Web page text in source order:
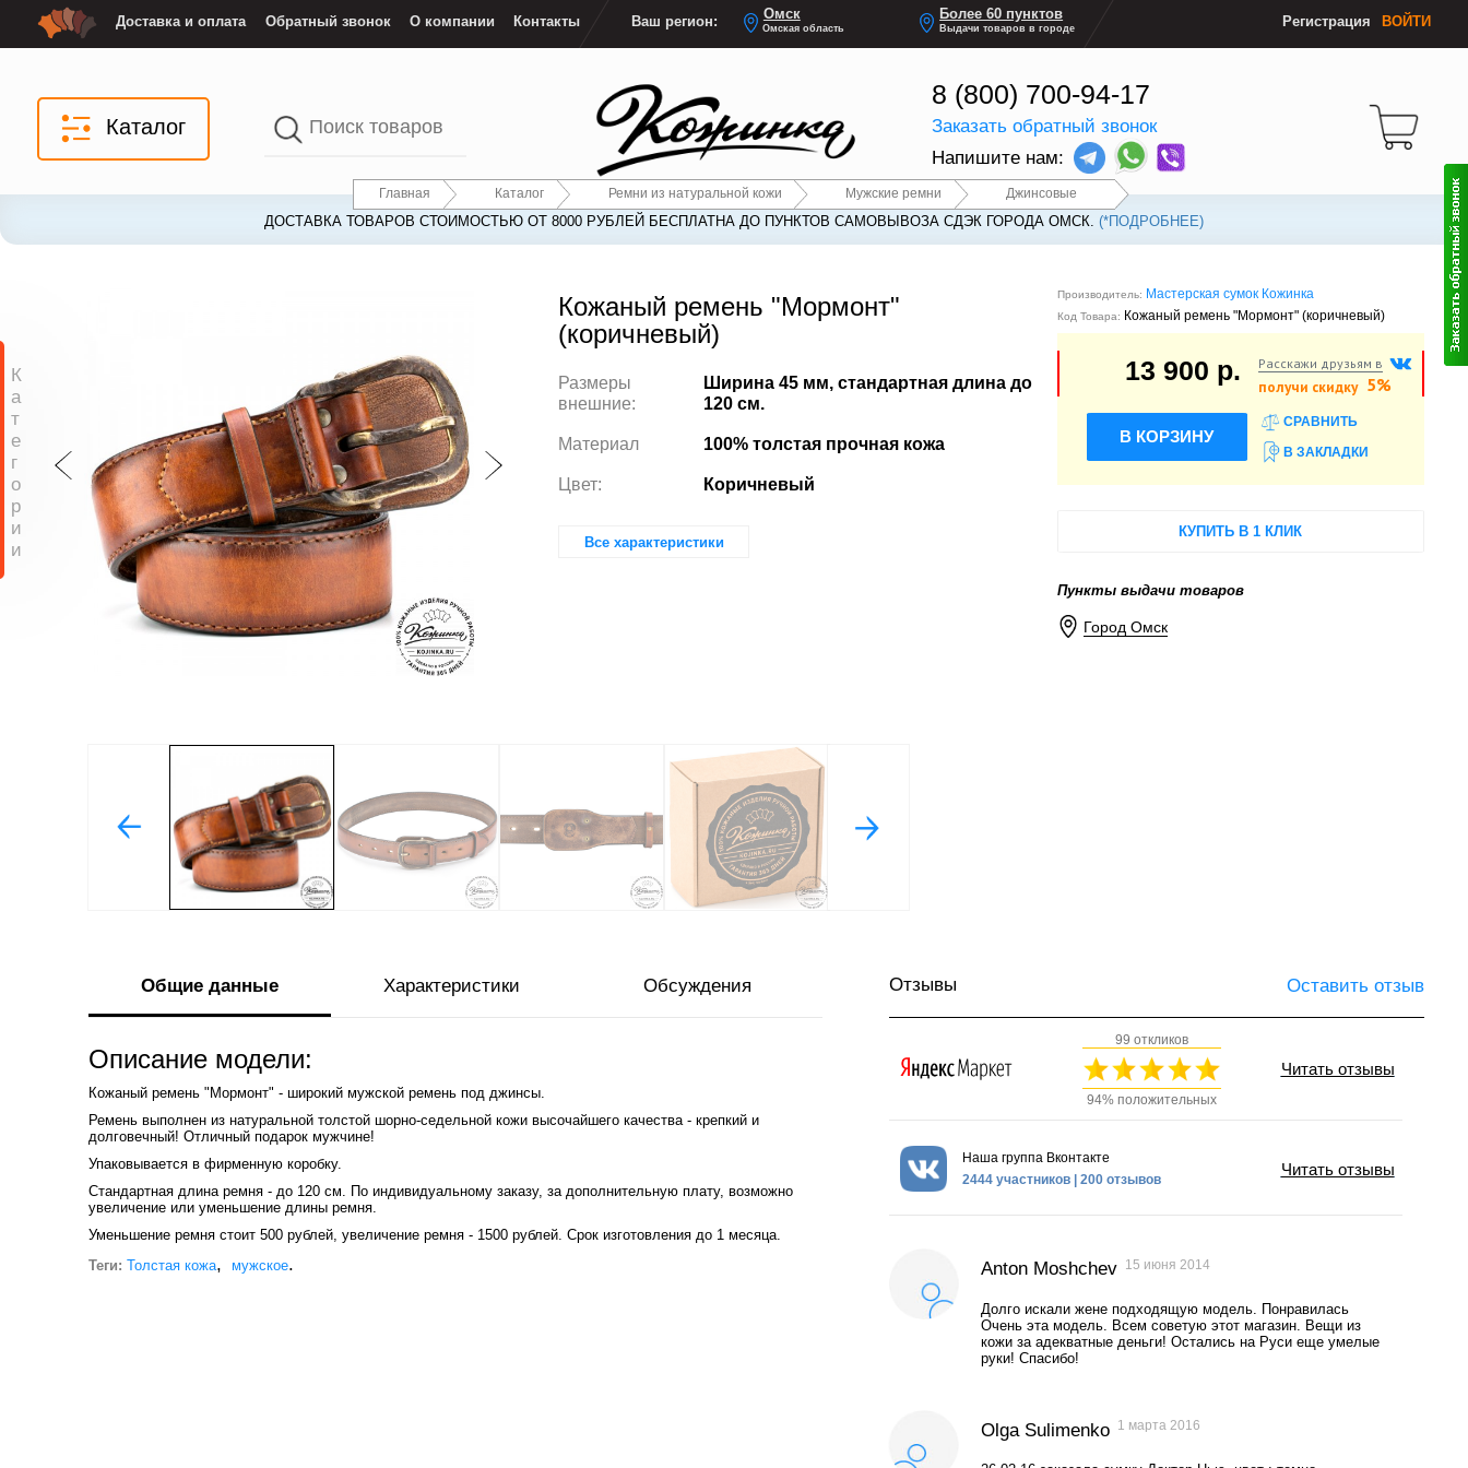
Доставка и оплата Обратный звонок О компании Контакты Ваш регион: Омск
Омская область
Более 60 пунктов
Выдачи товаров в городе Регистрация ВОЙТИ
Каталог
8 (800) 700-94-17
Заказать обратный звонок
Напишите нам:
Главная Каталог Ремни из натуральной кожи Мужские ремни Джинсовые
ДОСТАВКА ТОВАРОВ СТОИМОСТЬЮ ОТ 8000 РУБЛЕЙ БЕСПЛАТНА ДО ПУНКТОВ САМОВЫВОЗА СДЭК ГОРОДА ОМСК. (*ПОДРОБНЕЕ)
К
а
т
е
г
о
р
и
и
Кожаный ремень "Мормонт"
(коричневый)
Размеры
внешние:
Ширина 45 мм, стандартная длина до
120 см.
Материал 100% толстая прочная кожа
Цвет: Коричневый
Все характеристики
Производитель: Мастерская сумок Кожинка
Код Товара: Кожаный ремень "Мормонт" (коричневый)
13 900 р. Расскажи друзьям в
получи скидку 5%
В КОРЗИНУ
СРАВНИТЬ
В ЗАКЛАДКИ
КУПИТЬ В 1 КЛИК
Пункты выдачи товаров
Город Омск
Общие данные Характеристики Обсуждения
Описание модели:
Кожаный ремень "Мормонт" - широкий мужской ремень под джинсы.
Ремень выполнен из натуральной толстой шорно-седельной кожи высочайшего качества - крепкий и
долговечный! Отличный подарок мужчине!
Упаковывается в фирменную коробку.
Стандартная длина ремня - до 120 см. По индивидуальному заказу, за дополнительную плату, возможно
увеличение или уменьшение длины ремня.
Уменьшение ремня стоит 500 рублей, увеличение ремня - 1500 рублей. Срок изготовления до 1 месяца.
Теги: Толстая кожа, мужское.
Отзывы Оставить отзыв
99 откликов
94% положительных
Читать отзывы
Наша группа Вконтакте
2444 участников | 200 отзывов
Читать отзывы
Anton Moshchev 15 июня 2014
Долго искали жене подходящую модель. Понравилась
Очень эта модель. Всем советую этот магазин. Вещи из
кожи за адекватные деньги! Остались на Руси еще умелые
руки! Спасибо!
Olga Sulimenko 1 марта 2016